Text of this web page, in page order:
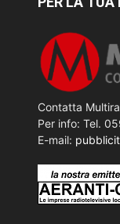
Contatta
Per info: Tel.
E-mail: